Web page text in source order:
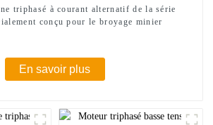
triphasé à courant alternatif de la série
conçu pour le broyage minier
En savoir plus